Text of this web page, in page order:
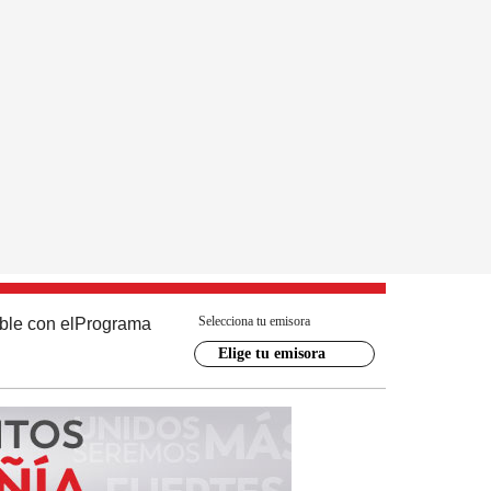
con el Programa Selecciona tu emisora
Elige tu emisora